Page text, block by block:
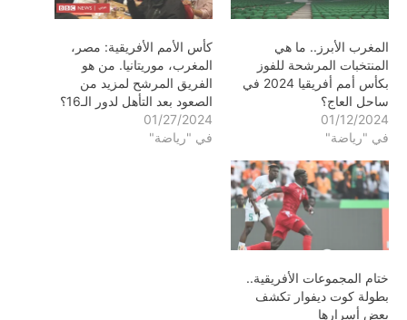
المغرب الأبرز.. ما هي
المنتخبات المرشحة للفوز
بكأس أمم أفريقيا 2024 في
ساحل العاج؟
01/12/2024
في "رياضة"
كأس الأمم الأفريقية: مصر،
المغرب، موريتانيا. من هو
الفريق المرشح لمزيد من
الصعود بعد التأهل لدور الـ16؟
01/27/2024
في "رياضة"
ختام المجموعات الأفريقية..
بطولة كوت ديفوار تكشف
بعض أسرارها